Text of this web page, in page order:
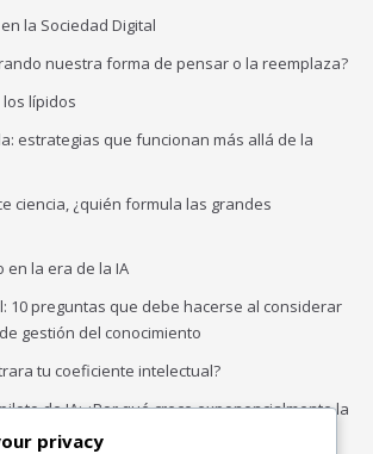
la Sociedad Digital
nuestra forma de pensar o la reemplaza?
lípidos
estrategias que funcionan más allá de la
ciencia, ¿quién formula las grandes
en la era de la IA
10 preguntas que debe hacerse al considerar
gestión del conocimiento
tu coeficiente intelectual?
de IA: ¿Por qué crece exponencialmente la
IA empresarial?
privacy